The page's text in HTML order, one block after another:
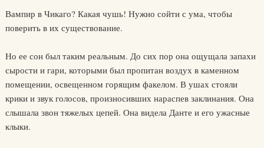
Вампир в Чикаго? Какая чушь! Нужно сойти с ума, чтобы
поверить в их существование.
Но ее сон был таким реальным. До сих пор она ощущала запахи
сырости и гари, которыми был пропитан воздух в каменном
помещении, освещенном горящим факелом. В ушах стояли
крики и звук голосов, произносивших нараспев заклинания. Она
слышала звон тяжелых цепей. Она видела Данте и его ужасные
клыки.